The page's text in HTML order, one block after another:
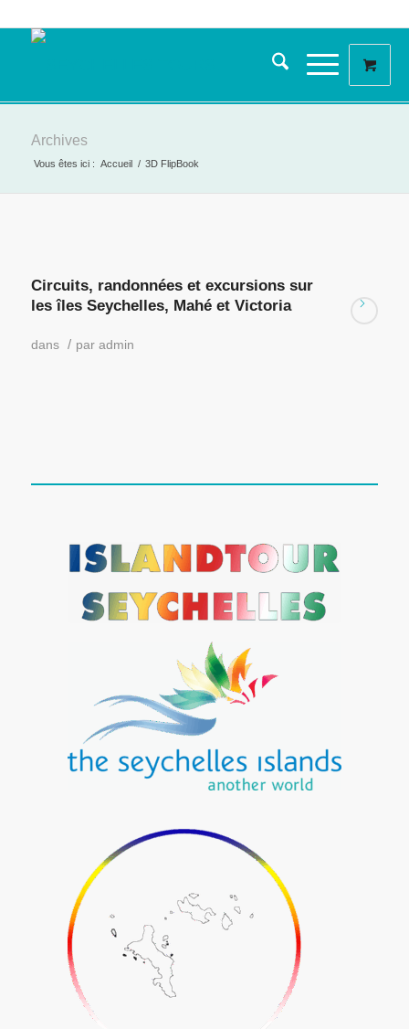
Archives
Vous êtes ici : Accueil / 3D FlipBook
Circuits, randonnées et excursions sur
les îles Seychelles, Mahé et Victoria
dans / par admin